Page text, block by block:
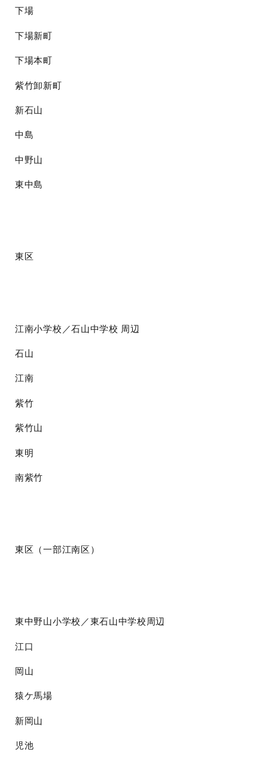
下場
下場新町
下場本町
紫竹卸新町
新石山
中島
中野山
東中島
東区
江南小学校／石山中学校 周辺
石山
江南
紫竹
紫竹山
東明
南紫竹
東区（一部江南区）
東中野山小学校／東石山中学校周辺
江口
岡山
猿ケ馬場
新岡山
児池